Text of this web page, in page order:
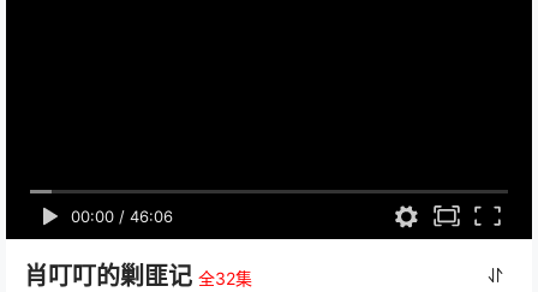
00:00 / 46:06
肖叮叮的剿匪记 全32集